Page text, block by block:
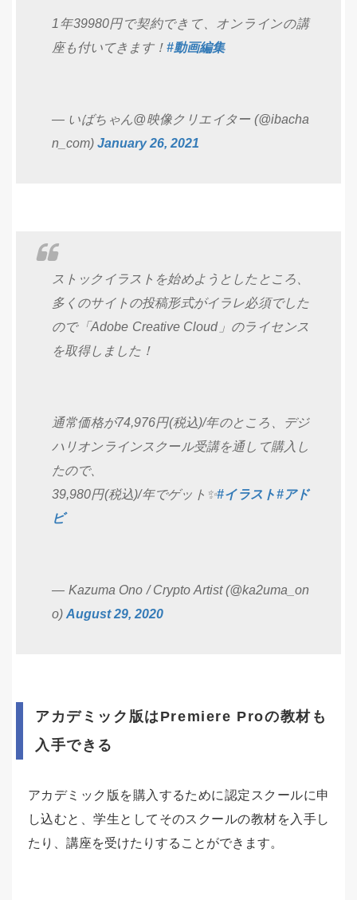
1年39980円で契約できて、オンラインの講
座も付いてきます！ #動画編集
— いばちゃん@映像クリエイター (@ibacha
n_com) January 26, 2021
ストックイラストを始めようとしたところ、
多くのサイトの投稿形式がイラレ必須でした
ので「Adobe Creative Cloud」のライセンス
を取得しました！
通常価格が74,976円(税込)/年のところ、デジ
ハリオンラインスクール受講を通して購入し
たので、
39,980円(税込)/年でゲット✨#イラスト#アド
ビ
— Kazuma Ono / Crypto Artist (@ka2uma_on
o) August 29, 2020
アカデミック版はPremiere Proの教材も
入手できる
アカデミック版を購入するために認定スクールに申
し込むと、学生としてそのスクールの教材を入手し
たり、講座を受けたりすることができます。